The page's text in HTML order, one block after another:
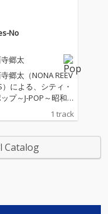
より 」。 作詞：松
隆、作曲：呉田軽穂
本のポップ・ミュー
ク史の筆頭に名を
タッグによる作品
西寺郷太によるカ
でもある大樋ゆう
ヴィルの真城めぐみ
えた密室的に研ぎ
No
郷太
郷太（NONA REEV
）による、シティ・
プ～J-POP～昭和
謡をディープに掘り
た新たなカバーア
動！第２弾シング
、オフコースの19
1 track
Catalog